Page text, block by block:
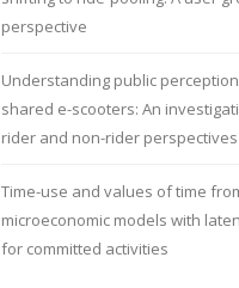
perspective
Understanding public
shared e-scooters: An
rider and non-rider perspectives
Time-use and values of time
microeconomic models with
for committed activities